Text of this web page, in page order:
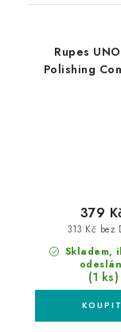
Rupes
Polishing
Skladem,
(1 ks)
313 Kč bez
379